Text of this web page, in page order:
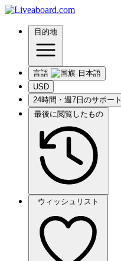
目的地
言語
USD
24時間・週7日のサポート
最後に閲覧したもの
ウィッシュリスト